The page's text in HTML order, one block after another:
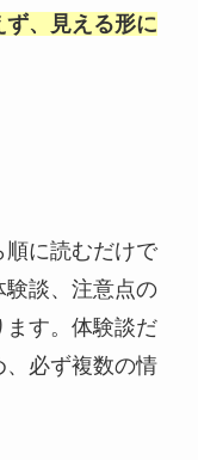
、見える形に
に読むだけで
験談、注意点の
ます。体験談だ
、必ず複数の情